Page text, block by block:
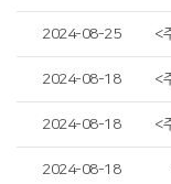
2024-08-25
2024-08-18
2024-08-18
2024-08-18